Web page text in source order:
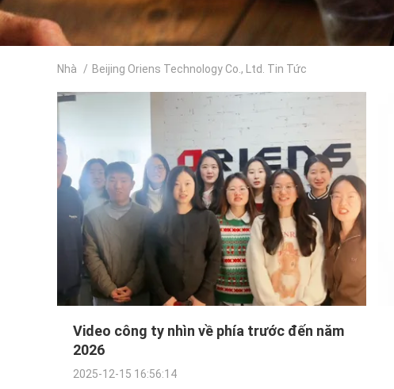
Nhà / Beijing Oriens Technology Co., Ltd. Tin Tức
Video công ty nhìn về phía trước đến năm
2026
2025-12-15 16:56:14